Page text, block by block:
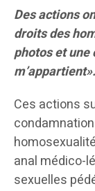
Des actions
droits des
photos et
m’appartient».
Ces actions
anal médico-
sexuelles